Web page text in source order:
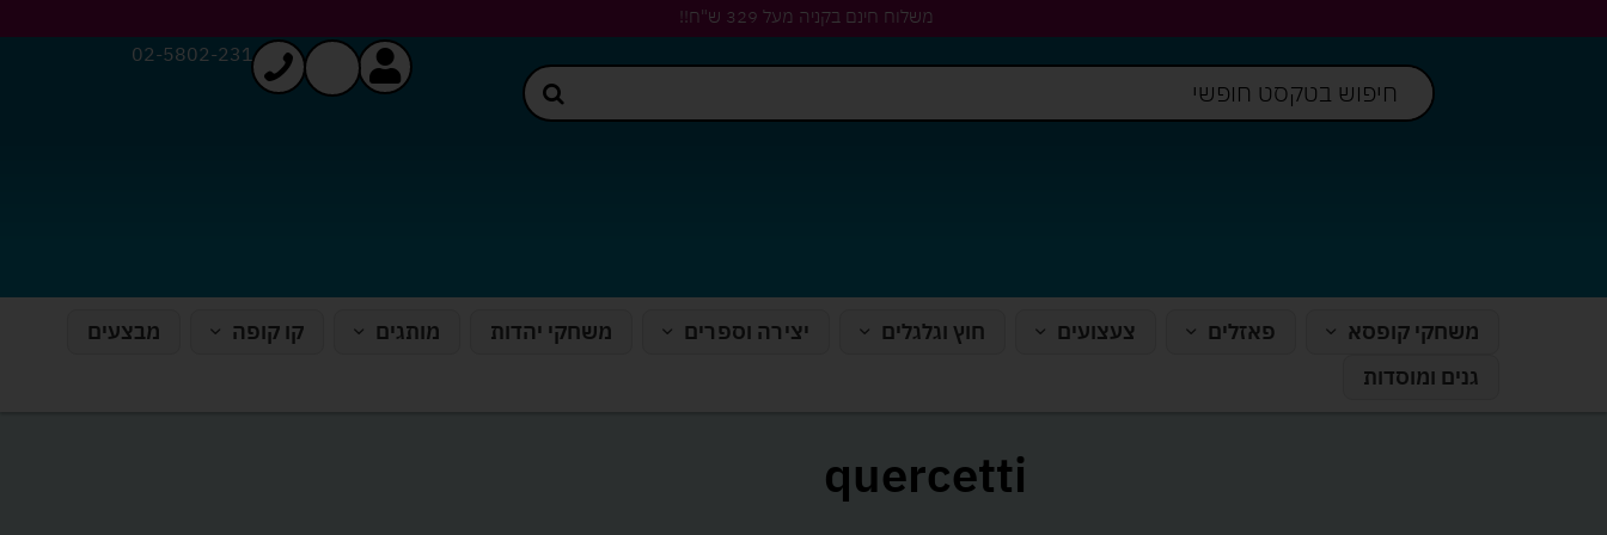
משלוח חינם בקניה מעל 329 ש"ח!!
02-5802-231
משחקי קופסא פאזלים צעצועים חוץ וגלגלים יצירה וספרים משחקי יהדות מותגים קו קופה
מבצעים
גנים ומוסדות
quercetti